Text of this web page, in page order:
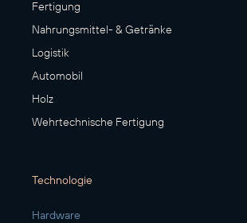
Fertigung
Nahrungsmittel- & Getränke
Logistik
Automobil
Holz
Wehrtechnische Fertigung
Technologie
Hardware